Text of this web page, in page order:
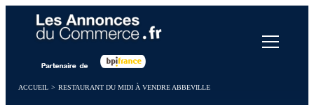
ACCUEIL > RESTAURANT DU MIDI À VENDRE ABBEVILLE
Panneau de gestion des cookies